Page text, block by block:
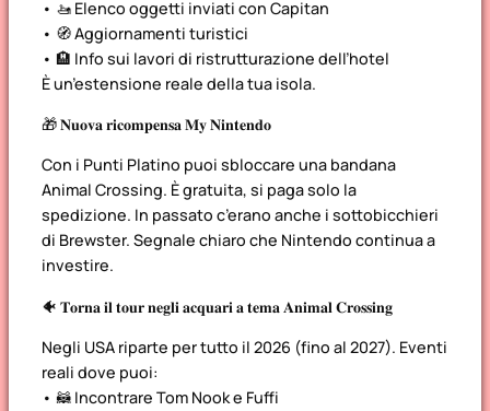
• 🚤 Elenco oggetti inviati con Capitan
• 🧭 Aggiornamenti turistici
• 🏨 Info sui lavori di ristrutturazione dell’hotel
È un’estensione reale della tua isola.
🎁 𝐍𝐮𝐨𝐯𝐚 𝐫𝐢𝐜𝐨𝐦𝐩𝐞𝐧𝐬𝐚 𝐌𝐲 𝐍𝐢𝐧𝐭𝐞𝐧𝐝𝐨
Con i Punti Platino puoi sbloccare una bandana
Animal Crossing. È gratuita, si paga solo la
spedizione. In passato c’erano anche i sottobicchieri
di Brewster. Segnale chiaro che Nintendo continua a
investire.
🐠 𝐓𝐨𝐫𝐧𝐚 𝐢𝐥 𝐭𝐨𝐮𝐫 𝐧𝐞𝐠𝐥𝐢 𝐚𝐜𝐪𝐮𝐚𝐫𝐢 𝐚 𝐭𝐞𝐦𝐚 𝐀𝐧𝐢𝐦𝐚𝐥 𝐂𝐫𝐨𝐬𝐬𝐢𝐧𝐠
Negli USA riparte per tutto il 2026 (fino al 2027). Eventi
reali dove puoi:
• 🦝 Incontrare Tom Nook e Fuffi